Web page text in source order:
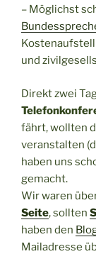
– Möglichst
und
Direkt zwei
fährt, wollten
veranstalten
haben uns
gemacht.
Wir waren
Seite, sollten
haben den
Mailadresse